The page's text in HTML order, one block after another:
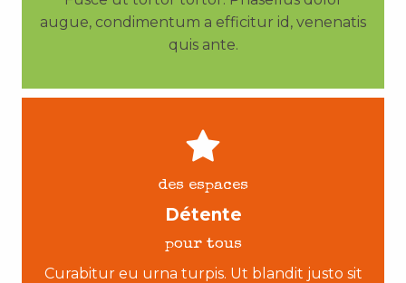
augue, condimentum a efficitur id, venenatis
quis ante.
des espaces
Détente
pour tous
Curabitur eu urna turpis. Ut blandit justo sit